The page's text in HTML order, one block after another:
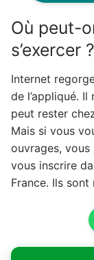
Où peut-
s’exercer ?
Internet
de l’appliqué. Il
peut rester
Mais si vous
ouvrages,
vous inscrire
France. Ils